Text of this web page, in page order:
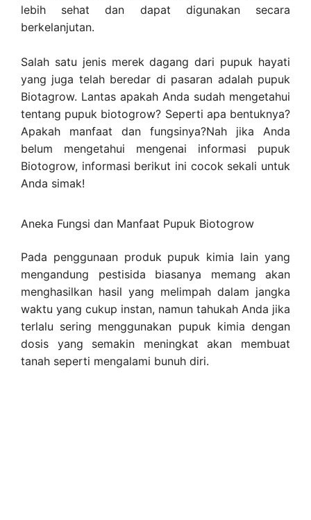
lebih sehat dan dapat digunakan secara
berkelanjutan.
Salah satu jenis merek dagang dari pupuk hayati
yang juga telah beredar di pasaran adalah pupuk
Biotagrow. Lantas apakah Anda sudah mengetahui
tentang pupuk biotogrow? Seperti apa bentuknya?
Apakah manfaat dan fungsinya?Nah jika Anda
belum mengetahui mengenai informasi pupuk
Biotogrow, informasi berikut ini cocok sekali untuk
Anda simak!
Aneka Fungsi dan Manfaat Pupuk Biotogrow
Pada penggunaan produk pupuk kimia lain yang
mengandung pestisida biasanya memang akan
menghasilkan hasil yang melimpah dalam jangka
waktu yang cukup instan, namun tahukah Anda jika
terlalu sering menggunakan pupuk kimia dengan
dosis yang semakin meningkat akan membuat
tanah seperti mengalami bunuh diri.